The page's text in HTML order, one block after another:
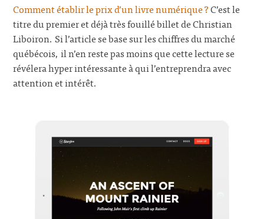
Comment établir le prix d’un livre numérique ?C’est le
titre du premier et déjà très fouillé billet de Christian
Liboiron. Si l’article se base sur les chiffres du marché
québécois, il n’en reste pas moins que cette lecture se
révélera hyper intéressante à qui l’entreprendra avec
attention et intérêt.